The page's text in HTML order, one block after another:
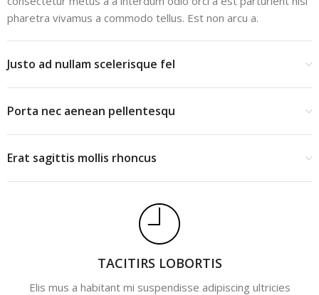
pharetra vivamus a commodo tellus. Est non arcu a.
Justo ad nullam scelerisque fel
Porta nec aenean pellentesqu
Erat sagittis mollis rhoncus
TACITIRS LOBORTIS
Elis mus a habitant mi suspendisse adipiscing ultricies